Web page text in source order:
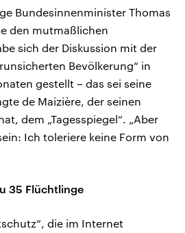
Bundesinnenminister Thomas
den mutmaßlichen
sich der Diskussion mit der
Bevölkerung“ in
gestellt – das sei seine
de Maizière, der seinen
dem „Tagesspiegel“. „Aber
Ich toleriere keine Form von
35 Flüchtlinge
die im Internet